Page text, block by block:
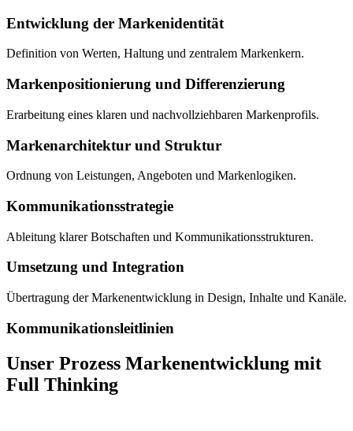
Entwicklung der Markenidentität
Definition von Werten, Haltung und zentralem Markenkern.
Markenpositionierung und Differenzierung
Erarbeitung eines klaren und nachvollziehbaren Markenprofils.
Markenarchitektur und Struktur
Ordnung von Leistungen, Angeboten und Markenlogiken.
Kommunikationsstrategie
Ableitung klarer Botschaften und Kommunikationsstrukturen.
Umsetzung und Integration
Übertragung der Markenentwicklung in Design, Inhalte und Kanäle.
Kommunikationsleitlinien
Unser Prozess Markenentwicklung mit
Full Thinking